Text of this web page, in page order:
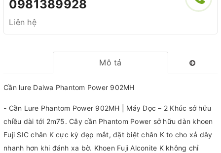
0981389928
Liên hệ
Mô tả
Cần lure Daiwa Phantom Power 902MH
- Cần Lure Phantom Power 902MH | Máy Dọc – 2 Khúc sở hữu
chiều dài tới 2m75. Cây cần Phantom Power sở hữu dàn khoen
Fuji SIC chân K cực kỳ đẹp mắt, đặt biệt chân K to cho xả dây
nhanh hơn khi đánh xa bờ. Khoen Fuji Alconite K không chỉ